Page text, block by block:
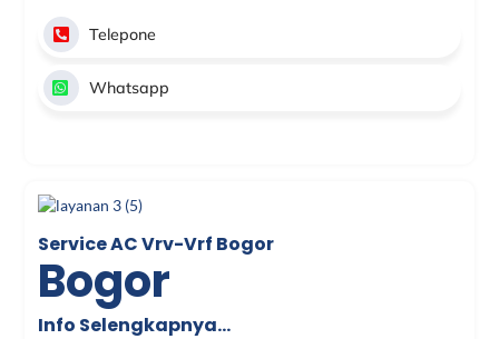
Telepone
Whatsapp
Service AC Vrv-Vrf Bogor
Bogor
Info Selengkapnya…